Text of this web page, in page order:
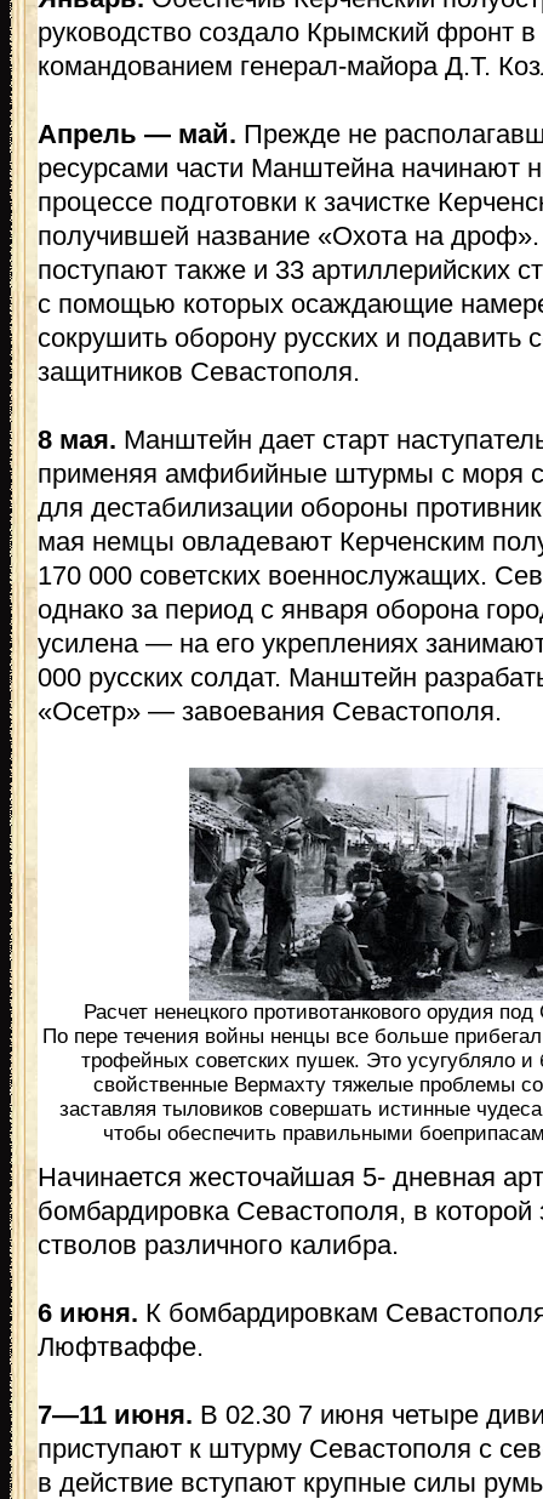
руководство создало Крымский фронт
командованием генерал-майора Д.Т.
Апрель — май. Прежде не
ресурсами части Манштейна начинают
процессе подготовки к зачистке
получившей название «Охота на
поступают также и 33 артиллерийских
с помощью которых осаждающие
сокрушить оборону русских и подавить
защитников Севастополя.
8 мая. Манштейн дает старт
применяя амфибийные штурмы с моря
для дестабилизации обороны
мая немцы овладевают Керченским
170 000 советских военнослужащих.
однако за период с января оборона
усилена — на его укреплениях
000 русских солдат. Манштейн
«Осетр» — завоевания Севастополя.
Расчет ненецкого противотанкового орудия
По пере течения войны ненцы все больше
трофейных советских пушек. Это усугубляло и
свойственные Вермахту тяжелые проблемы
заставляя тыловиков совершать истинные
чтобы обеспечить правильными
Начинается жесточайшая 5- дневная
бомбардировка Севастополя, в
стволов различного калибра.
6 июня. К бомбардировкам
Люфтваффе.
7—11 июня. В 02.30 7 июня четыре
приступают к штурму Севастополя с
в действие вступают крупные силы